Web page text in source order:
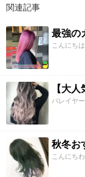
関連記事
最強の
こんにち
バレイヤ
秋冬お
こんにち